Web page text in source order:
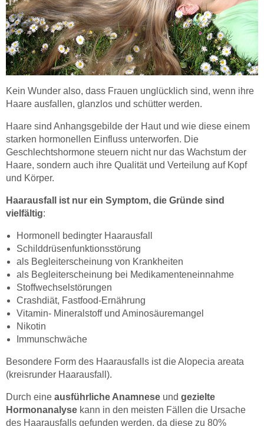
Kein Wunder also, dass Frauen unglücklich sind, wenn ihre
Haare ausfallen, glanzlos und schütter werden.
Haare sind Anhangsgebilde der Haut und wie diese einem
starken hormonellen Einfluss unterworfen. Die
Geschlechtshormone steuern nicht nur das Wachstum der
Haare, sondern auch ihre Qualität und Verteilung auf Kopf
und Körper.
Haarausfall ist nur ein Symptom, die Gründe sind
vielfältig:
Hormonell bedingter Haarausfall
Schilddrüsenfunktionsstörung
als Begleiterscheinung von Krankheiten
als Begleiterscheinung bei Medikamenteneinnahme
Stoffwechselstörungen
Crashdiät, Fastfood-Ernährung
Vitamin- Mineralstoff und Aminosäuremangel
Nikotin
Immunschwäche
Besondere Form des Haarausfalls ist die Alopecia areata
(kreisrunder Haarausfall).
Durch eine ausführliche Anamnese und gezielte
Hormonanalyse kann in den meisten Fällen die Ursache
des Haarausfalls gefunden werden, da diese zu 80%